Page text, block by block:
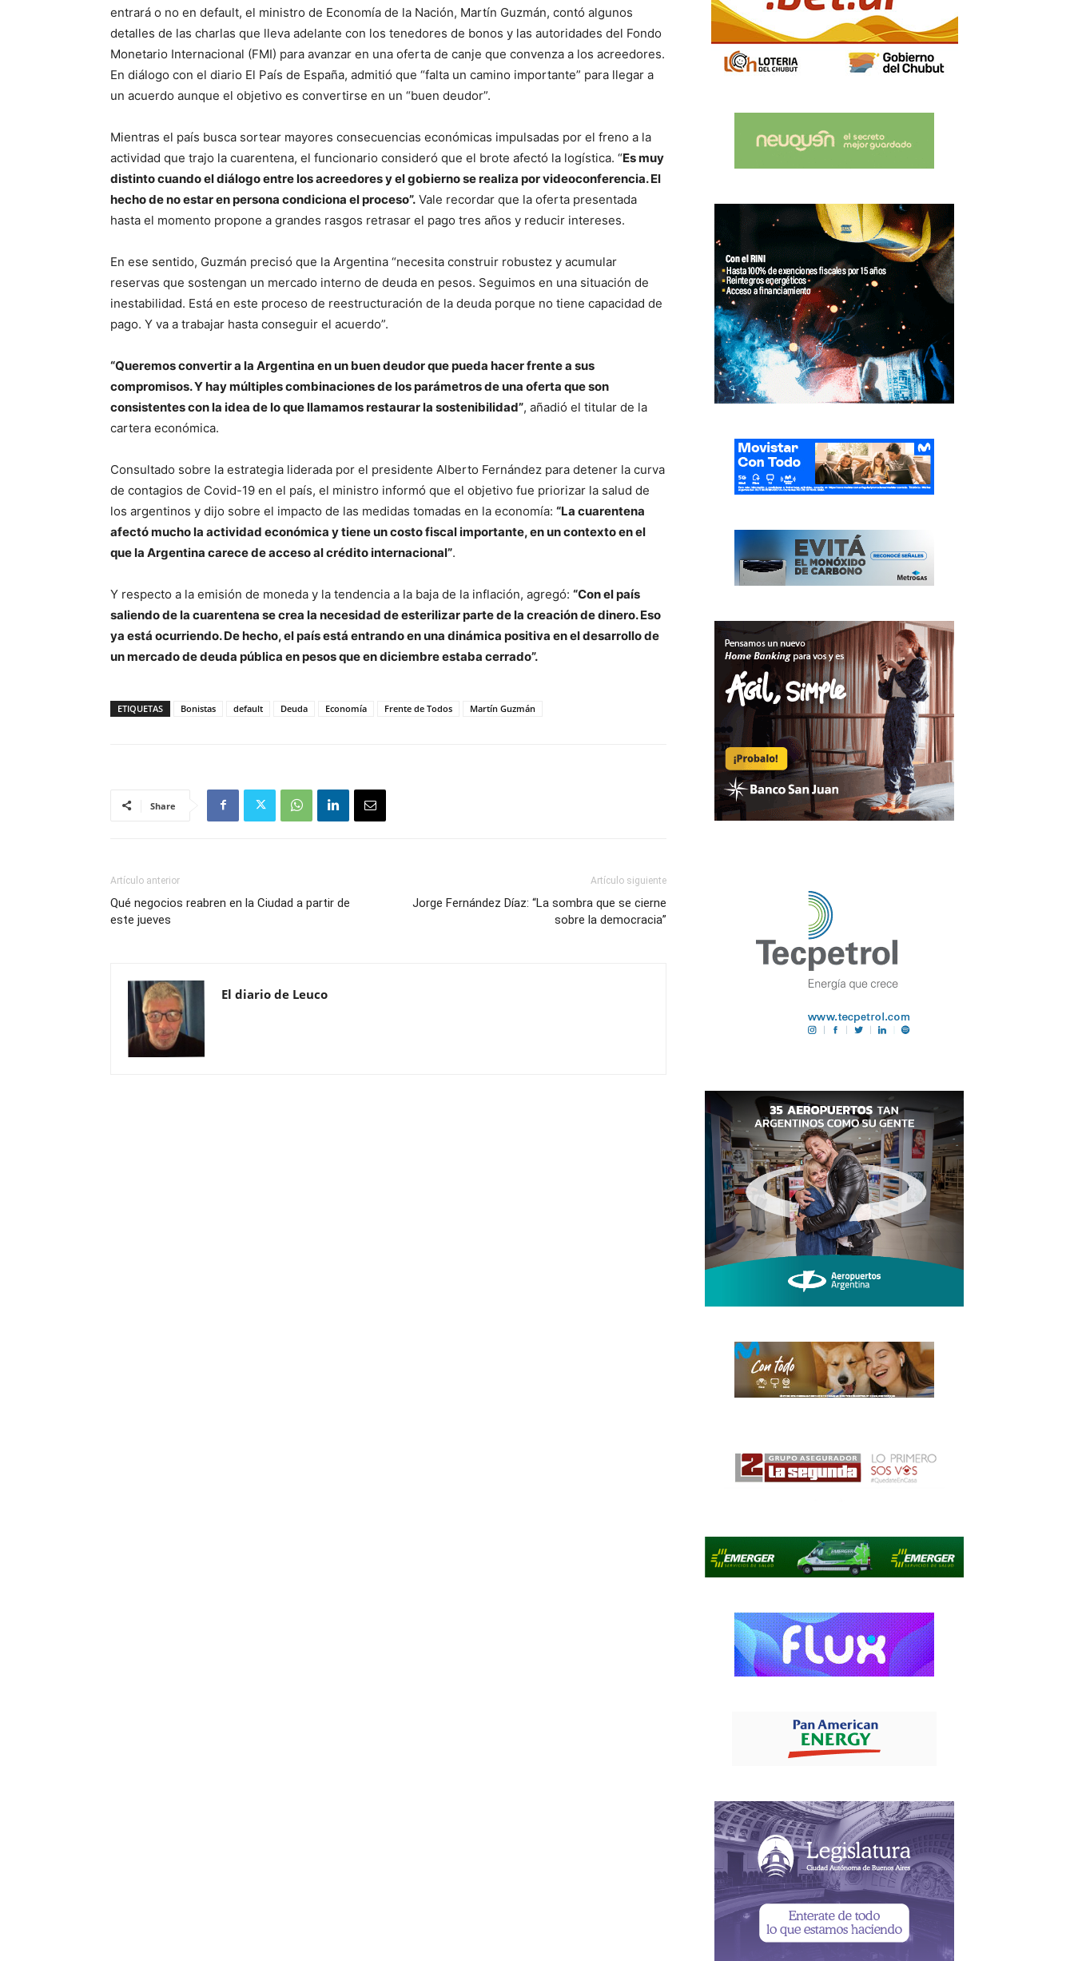
entrará o no en default, el ministro de Economía de la Nación, Martín Guzmán, contó algunos
detalles de las charlas que lleva adelante con los tenedores de bonos y las autoridades del Fondo
Monetario Internacional (FMI) para avanzar en una oferta de canje que convenza a los acreedores.
En diálogo con el diario El País de España, admitió que “falta un camino importante” para llegar a
un acuerdo aunque el objetivo es convertirse en un “buen deudor”.
Mientras el país busca sortear mayores consecuencias económicas impulsadas por el freno a la
actividad que trajo la cuarentena, el funcionario consideró que el brote afectó la logística. “Es muy
distinto cuando el diálogo entre los acreedores y el gobierno se realiza por videoconferencia. El
hecho de no estar en persona condiciona el proceso”. Vale recordar que la oferta presentada
hasta el momento propone a grandes rasgos retrasar el pago tres años y reducir intereses.
En ese sentido, Guzmán precisó que la Argentina “necesita construir robustez y acumular
reservas que sostengan un mercado interno de deuda en pesos. Seguimos en una situación de
inestabilidad. Está en este proceso de reestructuración de la deuda porque no tiene capacidad de
pago. Y va a trabajar hasta conseguir el acuerdo”.
“Queremos convertir a la Argentina en un buen deudor que pueda hacer frente a sus
compromisos. Y hay múltiples combinaciones de los parámetros de una oferta que son
consistentes con la idea de lo que llamamos restaurar la sostenibilidad”, añadió el titular de la
cartera económica.
Consultado sobre la estrategia liderada por el presidente Alberto Fernández para detener la curva
de contagios de Covid-19 en el país, el ministro informó que el objetivo fue priorizar la salud de
los argentinos y dijo sobre el impacto de las medidas tomadas en la economía: “La cuarentena
afectó mucho la actividad económica y tiene un costo fiscal importante, en un contexto en el
que la Argentina carece de acceso al crédito internacional”.
Y respecto a la emisión de moneda y la tendencia a la baja de la inflación, agregó: “Con el país
saliendo de la cuarentena se crea la necesidad de esterilizar parte de la creación de dinero. Eso
ya está ocurriendo. De hecho, el país está entrando en una dinámica positiva en el desarrollo de
un mercado de deuda pública en pesos que en diciembre estaba cerrado”.
ETIQUETAS Bonistas default Deuda Economía Frente de Todos Martín Guzmán
Share
Artículo anterior
Qué negocios reabren en la Ciudad a partir de
este jueves
Artículo siguiente
Jorge Fernández Díaz: “La sombra que se cierne
sobre la democracia”
El diario de Leuco